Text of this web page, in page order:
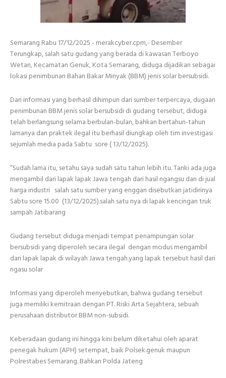
Semarang Rabu 17/12/2025 - merakcyber.cpm,- Desember
Terungkap, salah satu gudang yang berada di kawasan Terboyo
Wetan, Kecamatan Genuk, Kota Semarang, diduga dijadikan sebagai
lokasi penimbunan Bahan Bakar Minyak (BBM) jenis solar bersubsidi.
Dari informasi yang berhasil dihimpun dari sumber terpercaya, dugaan
penimbunan BBM jenis solar bersubsidi di gudang tersebut, diduga
telah berlangsung selama berbulan-bulan, bahkan bertahun-tahun
lamanya dan praktek ilegal itu berhasil diungkap oleh tim investigasi
sejumlah media pada Sabtu sore ( 13/12/2025).
“Sudah lama itu, setahu saya sudah satu tahun lebih itu. Tanki ada juga
mengambil dari lapak lapak Jawa tengah dari hasil ngangsu dan di jual
harga industri salah satu sumber yang enggan disebutkan jatidirinya
Sabtu sore 15.00 (13/12/2025).salah satu nya di lapak kencingan truk
sampah Jatibarang
Gudang tersebut diduga menjadi tempat penampungan solar
bersubsidi yang diperoleh secara ilegal dengan modus mengambil
dari lapak lapak di wilayah Jawa tengah.yang lapak tersebut hasil dari
ngasu solar
Informasi yang diperoleh menyebutkan, bahwa gudang tersebut
juga memiliki kemitraan dengan PT. Riski Arta Sejahtera, sebuah
perusahaan distributor BBM non-subsidi.
Keberadaan gudang ini hingga kini belum diketahui oleh aparat
penegak hukum (APH) setempat, baik Polsek.genuk maupun
Polrestabes Semarang. Bahkan Polda Jateng